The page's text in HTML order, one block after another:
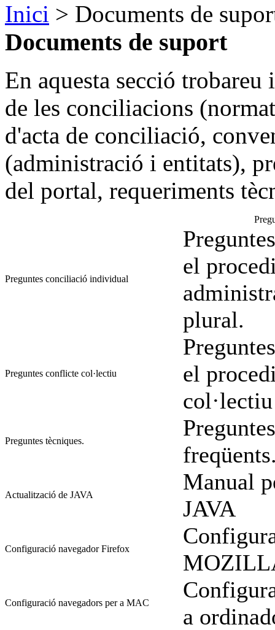
Inici > Documents de
Documents de suport
En aquesta secció
de les conciliacions
d'acta de conciliació,
(administració i entitats),
del portal, requeriments
Preguntes conciliació individual
el
plural.
Preguntes conflicte col·lectiu
el
col·lectiu
Preguntes tècniques.
Actualització de JAVA
Manual
JAVA
Configuració navegador Firefox
Configuració navegadors per a MAC
a